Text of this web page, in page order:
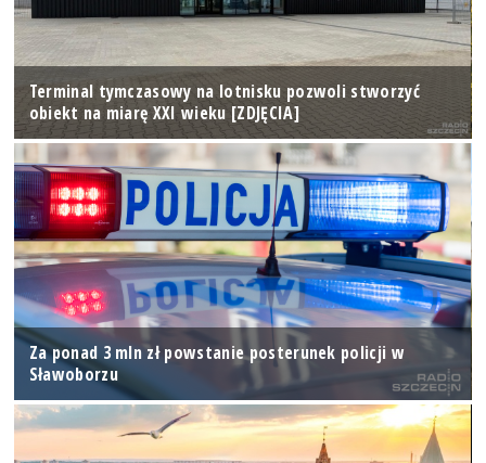
Terminal tymczasowy na lotnisku pozwoli stworzyć
obiekt na miarę XXI wieku [ZDJĘCIA]
Za ponad 3 mln zł powstanie posterunek policji w
Sławoborzu